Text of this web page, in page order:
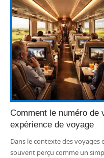
Comment le numéro de
expérience de voyage
Dans le contexte des
souvent perçu comme un